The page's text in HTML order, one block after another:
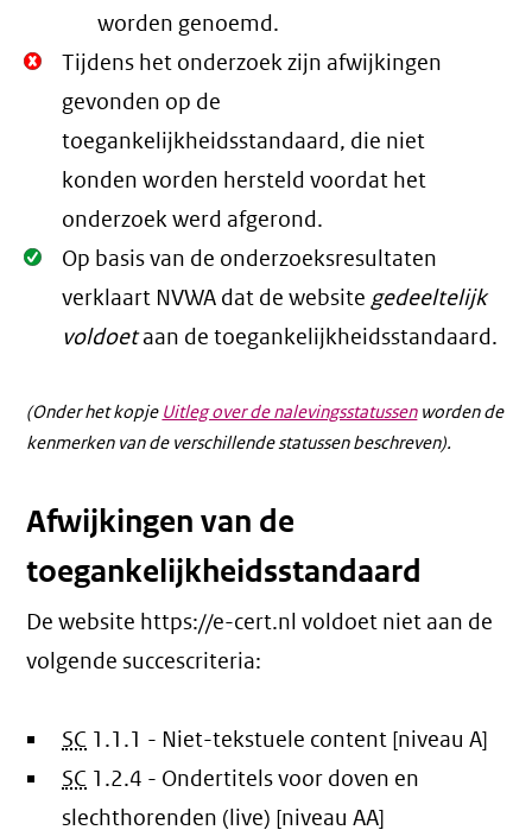
worden genoemd.
Niet
Oké.
Tijdens het onderzoek zijn afwijkingen
gevonden op de
toegankelijkheidsstandaard, die niet
konden worden hersteld voordat het
onderzoek werd afgerond.
Oké.
Op basis van de onderzoeksresultaten
verklaart NVWA dat de websitegedeeltelijk
voldoetaan de toegankelijkheidsstandaard.
(Onder het kopje Uitleg over de nalevingsstatussenworden de
kenmerken van de verschillende statussen beschreven).
Afwijkingen van de
toegankelijkheidsstandaard
De website https://e-cert.nl voldoet niet aan de
volgende succescriteria:
SC 1.1.1 - Niet-tekstuele content [niveau A]
SC 1.2.4 - Ondertitels voor doven en
slechthorenden (live) [niveau AA]